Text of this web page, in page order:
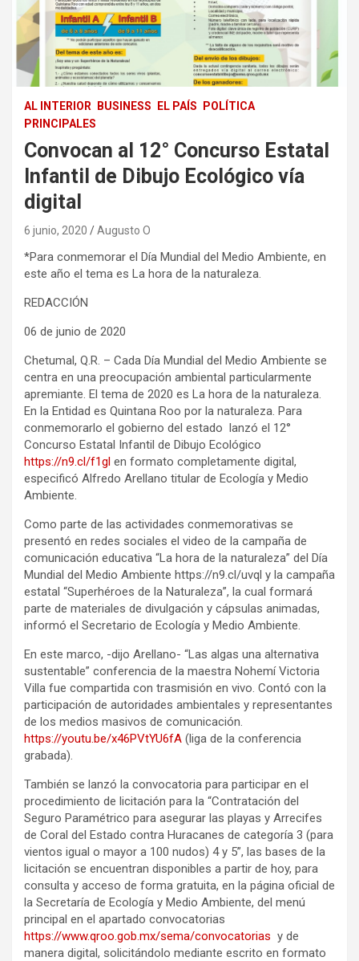
AL INTERIOR BUSINESS EL PAÍS
POLÍTICA
PRINCIPALES
Convocan al 12° Concurso Estatal
Infantil de Dibujo Ecológico vía
digital
6 junio, 2020 Augusto O
*Para conmemorar el Día Mundial del Medio Ambiente, en
este año el tema es La hora de la naturaleza.
REDACCIÓN
06 de junio de 2020
Chetumal, Q.R. – Cada Día Mundial del Medio Ambiente se
centra en una preocupación ambiental particularmente
apremiante. El tema de 2020 es La hora de la naturaleza.
En la Entidad es Quintana Roo por la naturaleza. Para
conmemorarlo el gobierno del estado lanzó el 12°
Concurso Estatal Infantil de Dibujo Ecológico
https://n9.cl/f1gl en formato completamente digital,
especificó Alfredo Arellano titular de Ecología y Medio
Ambiente.
Como parte de las actividades conmemorativas se
presentó en redes sociales el video de la campaña de
comunicación educativa “La hora de la naturaleza” del Día
Mundial del Medio Ambiente https://n9.cl/uvql y la campaña
estatal “Superhéroes de la Naturaleza”, la cual formará
parte de materiales de divulgación y cápsulas animadas,
informó el Secretario de Ecología y Medio Ambiente.
En este marco, -dijo Arellano- “Las algas una alternativa
sustentable” conferencia de la maestra Nohemí Victoria
Villa fue compartida con trasmisión en vivo. Contó con la
participación de autoridades ambientales y representantes
de los medios masivos de comunicación.
https://youtu.be/x46PVtYU6fA (liga de la conferencia
grabada).
También se lanzó la convocatoria para participar en el
procedimiento de licitación para la “Contratación del
Seguro Paramétrico para asegurar las playas y Arrecifes
de Coral del Estado contra Huracanes de categoría 3 (para
vientos igual o mayor a 100 nudos) 4 y 5”, las bases de la
licitación se encuentran disponibles a partir de hoy, para
consulta y acceso de forma gratuita, en la página oficial de
la Secretaría de Ecología y Medio Ambiente, del menú
principal en el apartado convocatorias
https://www.qroo.gob.mx/sema/convocatorias y de
manera digital, solicitándolo mediante escrito en formato